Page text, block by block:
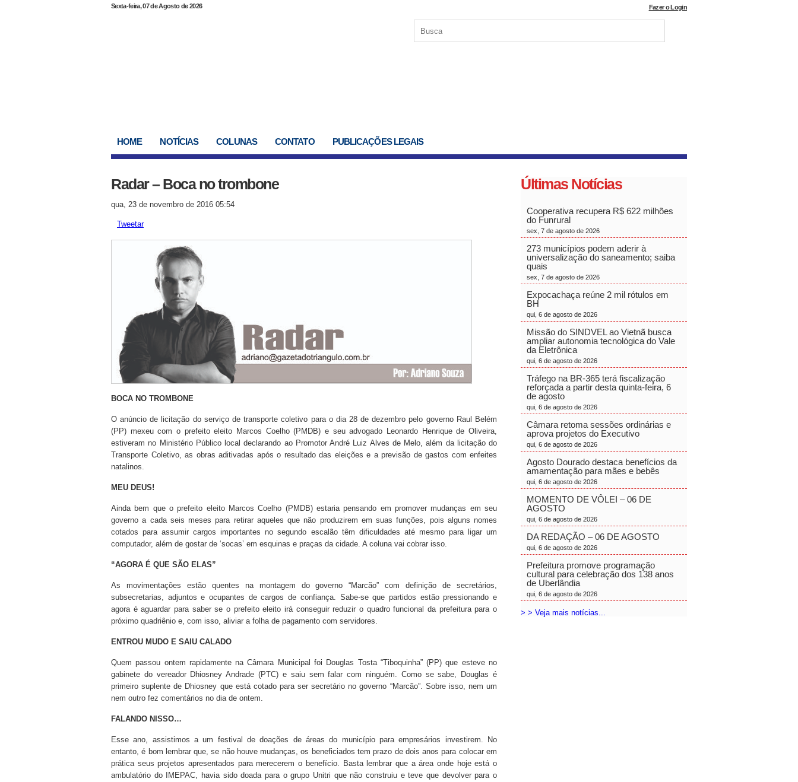
Sexta-feira, 07 de Agosto de 2026 Fazer o Login
HOME NOTÍCIAS COLUNAS CONTATO PUBLICAÇÕES LEGAIS
Radar – Boca no trombone
qua, 23 de novembro de 2016 05:54
Tweetar
BOCA NO TROMBONE
O anúncio de licitação do serviço de transporte coletivo para o dia 28 de dezembro pelo governo Raul Belém
(PP) mexeu com o prefeito eleito Marcos Coelho (PMDB) e seu advogado Leonardo Henrique de Oliveira,
estiveram no Ministério Público local declarando ao Promotor André Luiz Alves de Melo, além da licitação do
Transporte Coletivo, as obras aditivadas após o resultado das eleições e a previsão de gastos com enfeites
natalinos.
MEU DEUS!
Ainda bem que o prefeito eleito Marcos Coelho (PMDB) estaria pensando em promover mudanças em seu
governo a cada seis meses para retirar aqueles que não produzirem em suas funções, pois alguns nomes
cotados para assumir cargos importantes no segundo escalão têm dificuldades até mesmo para ligar um
computador, além de gostar de ‘socas’ em esquinas e praças da cidade. A coluna vai cobrar isso.
“AGORA É QUE SÃO ELAS”
As movimentações estão quentes na montagem do governo “Marcão” com definição de secretários,
subsecretarias, adjuntos e ocupantes de cargos de confiança. Sabe-se que partidos estão pressionando e
agora é aguardar para saber se o prefeito eleito irá conseguir reduzir o quadro funcional da prefeitura para o
próximo quadriênio e, com isso, aliviar a folha de pagamento com servidores.
ENTROU MUDO E SAIU CALADO
Quem passou ontem rapidamente na Câmara Municipal foi Douglas Tosta “Tiboquinha” (PP) que esteve no
gabinete do vereador Dhiosney Andrade (PTC) e saiu sem falar com ninguém. Como se sabe, Douglas é
primeiro suplente de Dhiosney que está cotado para ser secretário no governo “Marcão”. Sobre isso, nem um
nem outro fez comentários no dia de ontem.
FALANDO NISSO…
Esse ano, assistimos a um festival de doações de áreas do município para empresários investirem. No
entanto, é bom lembrar que, se não houve mudanças, os beneficiados tem prazo de dois anos para colocar em
prática seus projetos apresentados para merecerem o benefício. Basta lembrar que a área onde hoje está o
ambulatório do IMEPAC, havia sido doada para o grupo Unitri que não construiu e teve que devolver para o
Últimas Notícias
Cooperativa recupera R$ 622 milhões
do Funrural
sex, 7 de agosto de 2026
273 municípios podem aderir à
universalização do saneamento; saiba
quais
sex, 7 de agosto de 2026
Expocachaça reúne 2 mil rótulos em
BH
qui, 6 de agosto de 2026
Missão do SINDVEL ao Vietnã busca
ampliar autonomia tecnológica do Vale
da Eletrônica
qui, 6 de agosto de 2026
Tráfego na BR-365 terá fiscalização
reforçada a partir desta quinta-feira, 6
de agosto
qui, 6 de agosto de 2026
Câmara retoma sessões ordinárias e
aprova projetos do Executivo
qui, 6 de agosto de 2026
Agosto Dourado destaca benefícios da
amamentação para mães e bebês
qui, 6 de agosto de 2026
MOMENTO DE VÔLEI – 06 DE
AGOSTO
qui, 6 de agosto de 2026
DA REDAÇÃO – 06 DE AGOSTO
qui, 6 de agosto de 2026
Prefeitura promove programação
cultural para celebração dos 138 anos
de Uberlândia
qui, 6 de agosto de 2026
> > Veja mais notícias...